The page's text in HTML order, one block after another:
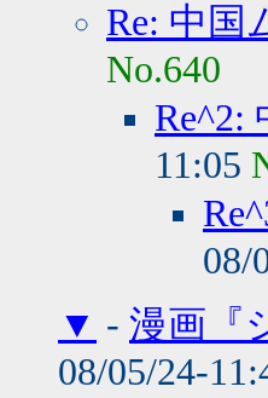
Re: 中国
No.640
Re^2:
11:05
08/
▼ - 漫画『
08/05/24-